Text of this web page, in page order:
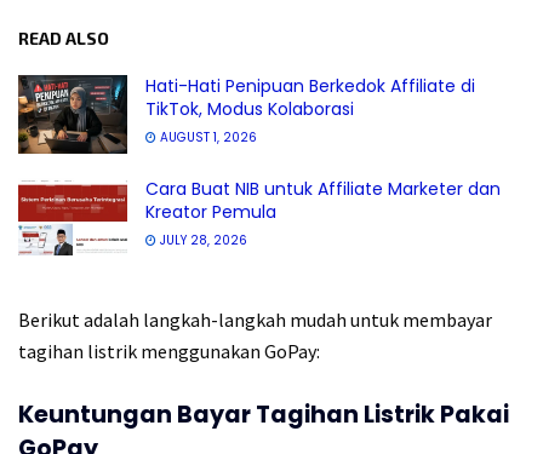
READ ALSO
Hati-Hati Penipuan Berkedok Affiliate di
TikTok, Modus Kolaborasi
AUGUST 1, 2026
Cara Buat NIB untuk Affiliate Marketer dan
Kreator Pemula
JULY 28, 2026
Berikut adalah langkah-langkah mudah untuk membayar
tagihan listrik menggunakan GoPay:
Keuntungan Bayar Tagihan Listrik Pakai